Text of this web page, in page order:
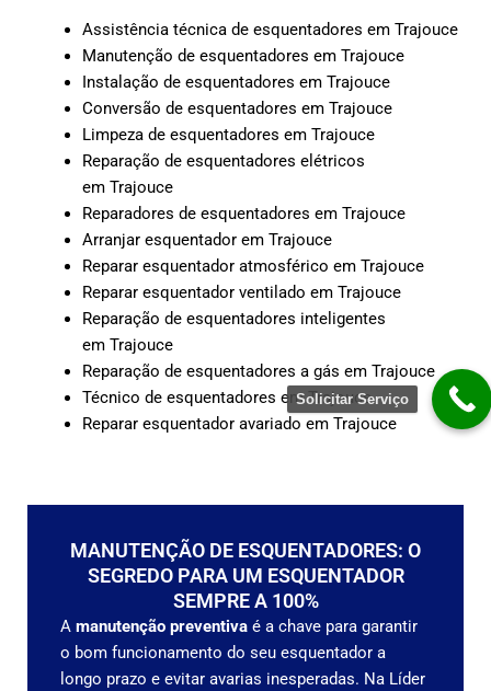
Assistência técnica de esquentadores em Trajouce
Manutenção de esquentadores em Trajouce
Instalação de esquentadores em Trajouce
Conversão de esquentadores em Trajouce
Limpeza de esquentadores em Trajouce
Reparação de esquentadores elétricos
em Trajouce
Reparadores de esquentadores em Trajouce
Arranjar esquentador em Trajouce
Reparar esquentador atmosférico em Trajouce
Reparar esquentador ventilado em Trajouce
Reparação de esquentadores inteligentes
em Trajouce
Reparação de esquentadores a gás em Trajouce
Técnico de esquentadores em Trajouce
Reparar esquentador avariado em Trajouce
MANUTENÇÃO DE ESQUENTADORES: O
SEGREDO PARA UM ESQUENTADOR
SEMPRE A 100%
A manutenção preventiva é a chave para garantir
o bom funcionamento do seu esquentador a
longo prazo e evitar avarias inesperadas. Na Líder
Solicitar Serviço